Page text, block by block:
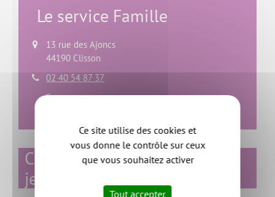
Le service Famille
13 rue des Ajoncs
44190 Clisson
02 40 54 87 37
Envoyer un message
Charte jeunesse des espaces-
jeunes
Ce site utilise des cookies et
vous donne le contrôle sur ceux
que vous souhaitez activer
Tout accepter